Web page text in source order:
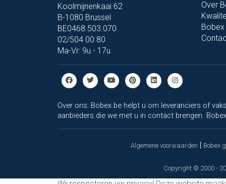
Koolmijnenkaai 62
B-1080 Brussel
BE0468.503.070
02/504 00 80
Ma-Vr: 9u - 17u
Over
Over ons: Bobex.be helpt u om leveranciers of
aanbieders die we met u in contact brengen.
Algemene voorwaarden Bobex
Copyright © 2000 -